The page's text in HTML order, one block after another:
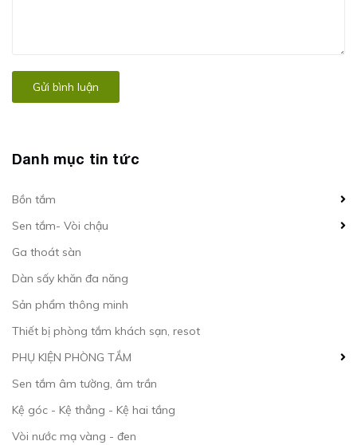
Gửi bình luận
Danh mục tin tức
Bồn tắm
Sen tắm- Vòi chậu
Ga thoát sàn
Dàn sấy khăn đa năng
Sản phẩm thông minh
Thiết bị phòng tắm khách sạn, resot
PHỤ KIỆN PHÒNG TẮM
Sen tắm âm tường, âm trần
Kệ góc - Kệ thẳng - Kệ hai tầng
Vòi nước mạ vàng - đen